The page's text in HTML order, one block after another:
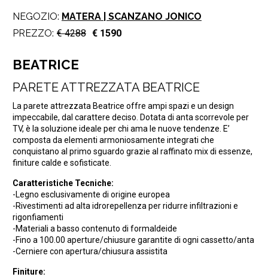
NEGOZIO: MATERA | SCANZANO JONICO
PREZZO: € 4288 € 1590
BEATRICE
PARETE ATTREZZATA BEATRICE
La parete attrezzata Beatrice offre ampi spazi e un design
impeccabile, dal carattere deciso. Dotata di anta scorrevole per
TV, è la soluzione ideale per chi ama le nuove tendenze. E’
composta da elementi armoniosamente integrati che
conquistano al primo sguardo grazie al raffinato mix di essenze,
finiture calde e sofisticate.
Caratteristiche Tecniche:
-Legno esclusivamente di origine europea
-Rivestimenti ad alta idrorepellenza per ridurre infiltrazioni e
rigonfiamenti
-Materiali a basso contenuto di formaldeide
-Fino a 100.00 aperture/chiusure garantite di ogni cassetto/anta
-Cerniere con apertura/chiusura assistita
Finiture: